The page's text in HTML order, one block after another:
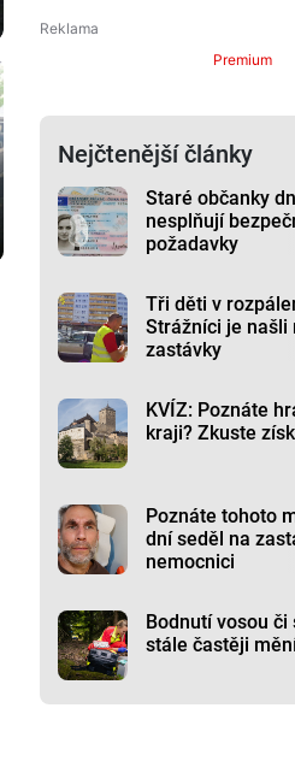
Premium
Nejčtenější články
Staré občanky
nesplňují
požadavky
Tři děti v
Strážníci je našli
zastávky
KVÍZ: Poznáte
kraji? Zkuste
Poznáte tohoto
dní seděl na
nemocnici
Bodnutí vosou či
stále častěji